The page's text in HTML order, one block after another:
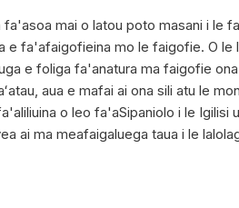
mai o latou poto masani i
fa'afaigofieina mo le faigofie. O
e foliga fa'anatura ma faigofie
aua e mafai ai ona sili atu le
o leo fa'aSipaniolo i le
ai ma meafaigaluega taua i le